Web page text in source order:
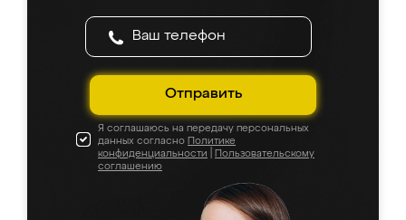
Отправить
Я соглашаюсь на передачу персональных
данных согласно Политике
конфиденциальности
Пользовательскому
соглашению